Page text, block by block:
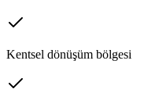
Kentsel dönüşüm bölgesi